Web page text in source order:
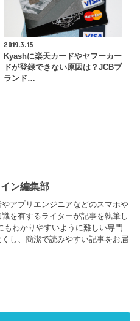
2019.3.15
Kyashに楽天カードやヤフーカー
ドが登録できない原因は？JCBブ
ランド…
ン編集部
アプリエンジニアなどのスマホや
を有するライターが記事を執筆し
もわかりやすいように難しい専門
し、簡潔で読みやすい記事をお届